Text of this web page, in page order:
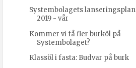
Systembolagets lanseringsplan
2019 - vår
Kommer vi få fler burköl på
Systembolaget?
Klassöl i fasta: Budvar på burk